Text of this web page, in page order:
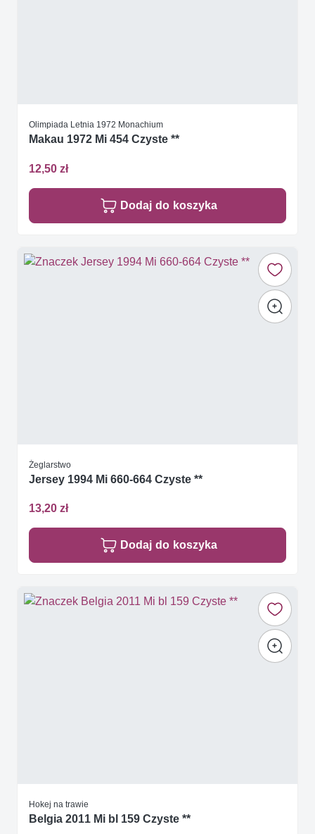
Olimpiada Letnia 1972 Monachium
Makau 1972 Mi 454 Czyste **
12,50 zł
Dodaj do koszyka
Żeglarstwo
Jersey 1994 Mi 660-664 Czyste **
13,20 zł
Dodaj do koszyka
Hokej na trawie
Belgia 2011 Mi bl 159 Czyste **